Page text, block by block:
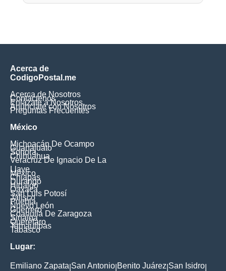
Acerca de
CodigoPostal.me
Acerca de Nosotros
Contáctenos
Enlázate a Nosotros
Anúnciate con Nosotros
Preguntas Frecuentes
México
Michoacán De Ocampo
Guanajuato
Sonora
Chihuahua
Veracruz De Ignacio De La
Llave
México
Chiapas
Durango
Hidalgo
Oaxaca
San Luis Potosí
Jalisco
Puebla
Nuevo León
Guerrero
Coahuila De Zaragoza
Sinaloa
Querétaro
Tamaulipas
Tabasco
Lugar:
Emiliano Zapata San Antonio Benito Juárez San Isidro